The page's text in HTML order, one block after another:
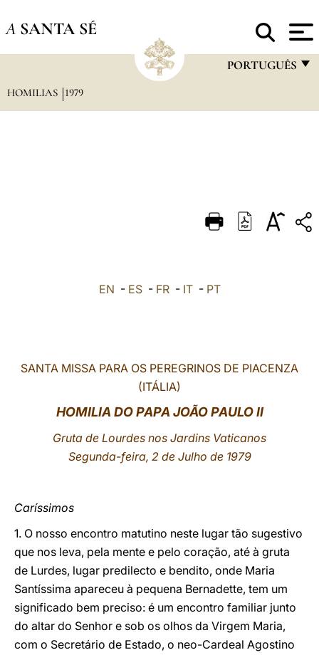
A SANTA SÉ
PORTUGUÊS
DEUTSCH
HOMILIAS 1979
EN - ES- FR- IT- PT
SANTA MISSA PARA OS PEREGRINOS DE PIACENZA
(ITÁLIA)
HOMILIA DO PAPA JOÃO PAULO II
Gruta de Lourdes nos Jardins Vaticanos
Segunda-feira, 2 de Julho de 1979
Caríssimos
1. O nosso encontro matutino neste lugar tão sugestivo
que nos leva, pela mente e pelo coração, até à gruta
de Lurdes, lugar predilecto e bendito, onde Maria
Santíssima apareceu à pequena Bernadette, tem um
significado bem preciso: é um encontro familiar junto
do altar do Senhor e sob os olhos da Virgem Maria,
com o Secretário de Estado, o neo-Cardeal Agostino